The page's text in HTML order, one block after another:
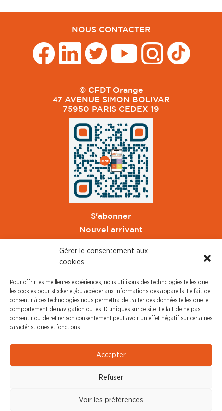
Gérer le consentement aux
cookies
Pour offrir les meilleures expériences, nous utilisons des technologies telles que
les cookies pour stocker et/ou accéder aux informations des appareils. Le fait de
consentir à ces technologies nous permettra de traiter des données telles que le
comportement de navigation ou les ID uniques sur ce site. Le fait de ne pas
consentir ou de retirer son consentement peut avoir un effet négatif sur certaines
caractéristiques et fonctions.
Accepter
Refuser
Voir les préférences
NOUS CONTACTER
© CFDT Orange
47 AVENUE SIMON BOLIVAR
75950 PARIS CEDEX 19
S'abonner
Nouvel arrivant
CFDT Cadres
CFDT Retraités
L'UFFA
PRESSE
Communiqué de Presse
Revue de Presse